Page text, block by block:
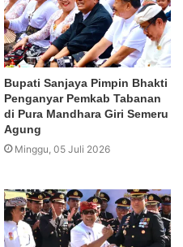
Bupati Sanjaya Pimpin Bhakti
Penganyar Pemkab Tabanan
di Pura Mandhara Giri Semeru
Agung
Minggu, 05 Juli 2026